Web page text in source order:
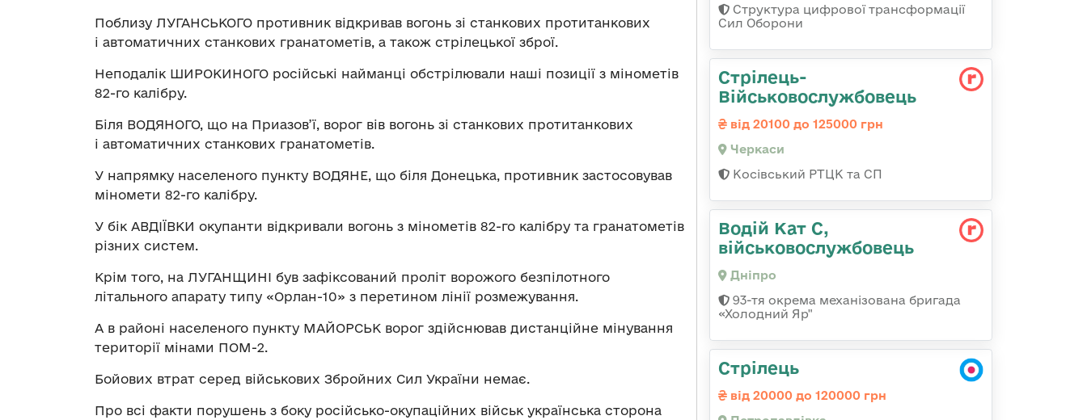
Поблизу ЛУГАНСЬКОГО противник відкривав вогонь зі станкових протитанкових
і автоматичних станкових гранатометів, а також стрілецької зброї.
Неподалік ШИРОКИНОГО російські найманці обстрілювали наші позиції з мінометів
82-го калібру.
Біля ВОДЯНОГО, що на Приазов’ї, ворог вів вогонь зі станкових протитанкових
і автоматичних станкових гранатометів.
У напрямку населеного пункту ВОДЯНЕ, що біля Донецька, противник застосовував
міномети 82-го калібру.
У бік АВДІЇВКИ окупанти відкривали вогонь з мінометів 82-го калібру та гранатометів
різних систем.
Крім того, на ЛУГАНЩИНІ був зафіксований проліт ворожого безпілотного
літального апарату типу «Орлан-10» з перетином лінії розмежування.
А в районі населеного пункту МАЙОРСЬК ворог здійснював дистанційне мінування
території мінами ПОМ-2.
Бойових втрат серед військових Збройних Сил України немає.
Про всі факти порушень з боку російсько-окупаційних військ українська сторона
Структура цифрової трансформації
Сил Оборони
Стрілець-
Військовослужбовець
від 20100 до 125000 грн
Черкаси
Косівський РТЦК та СП
Водій Кат С,
військовослужбовець
Дніпро
93-тя окрема механізована бригада
«Холодний Яр"
Стрілець
від 20000 до 120000 грн